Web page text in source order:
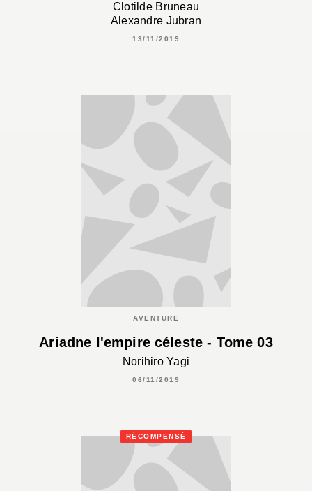
Clotilde Bruneau
Alexandre Jubran
13/11/2019
AVENTURE
Ariadne l'empire céleste - Tome 03
Norihiro Yagi
06/11/2019
RÉCOMPENSÉ